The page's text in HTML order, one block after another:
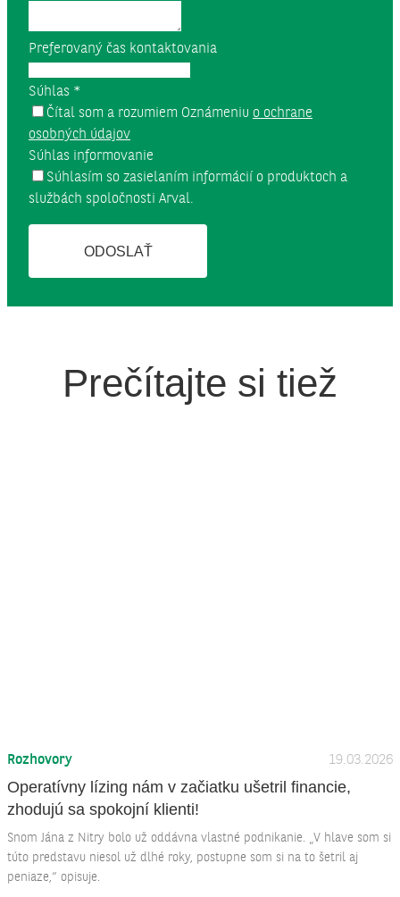
Preferovaný čas kontaktovania
Súhlas *
Čítal som a rozumiem Oznámeniu o ochrane
osobných údajov
Súhlas informovanie
Súhlasím so zasielaním informácií o produktoch a
službách spoločnosti Arval.
ODOSLAŤ
Prečítajte si tiež
Rozhovory 19.03.2026
Operatívny lízing nám v začiatku ušetril financie,
zhodujú sa spokojní klienti!
Snom Jána z Nitry bolo už oddávna vlastné podnikanie. „V hlave som si
túto predstavu niesol už dlhé roky, postupne som si na to šetril aj
peniaze,“ opisuje.